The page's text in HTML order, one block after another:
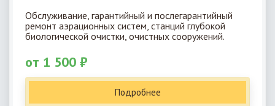
Обслуживание, гарантийный и послегарантийный
ремонт аэрационных систем, станций глубокой
биологической очистки, очистных сооружений.
от 1 500 ₽
Подробнее